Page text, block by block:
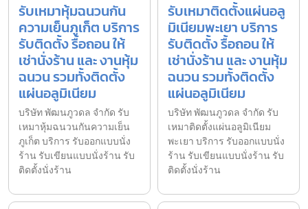
รับเหมาหุ้มฉนวนกัน
ความเย็นภูเก็ต บริการ
รับติดตั้ง รื้อถอน ให้
เช่านั่งร้าน และ งานหุ้ม
ฉนวน รวมทั้งติดตั้ง
แผ่นอลูมิเนียม
บริษัท พัฒนภูวดล จำกัด รับ
เหมาหุ้มฉนวนกันความเย็น
ภูเก็ต บริการ รับออกแบบนั่ง
ร้าน รับเขียนแบบนั่งร้าน รับ
ติดตั้งนั่งร้าน
รับเหมาติดตั้งแผ่นอลู
มิเนียมพะเยา บริการ
รับติดตั้ง รื้อถอน ให้
เช่านั่งร้าน และ งานหุ้ม
ฉนวน รวมทั้งติดตั้ง
แผ่นอลูมิเนียม
บริษัท พัฒนภูวดล จำกัด รับ
เหมาติดตั้งแผ่นอลูมิเนียม
พะเยา บริการ รับออกแบบนั่ง
ร้าน รับเขียนแบบนั่งร้าน รับ
ติดตั้งนั่งร้าน